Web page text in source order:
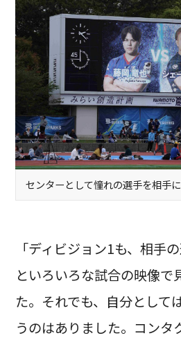
センターとして憧れの選手を相手
「ディビジョン1も、相手
といろいろな試合の映像で
た。それでも、自分として
うのはありました。コンタ